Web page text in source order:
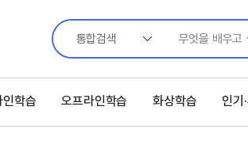
통합검색
인학습 오프라인학습 화상학습 인기